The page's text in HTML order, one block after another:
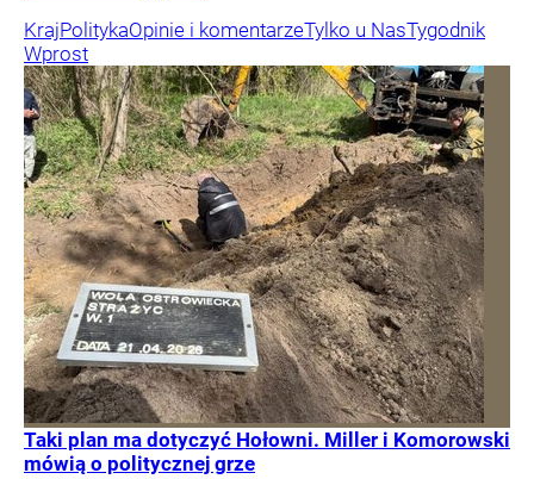
KrajPolitykaOpinie i komentarzeTylko u NasTygodnik
Wprost
Taki plan ma dotyczyć Hołowni. Miller i Komorowski
mówią o politycznej grze